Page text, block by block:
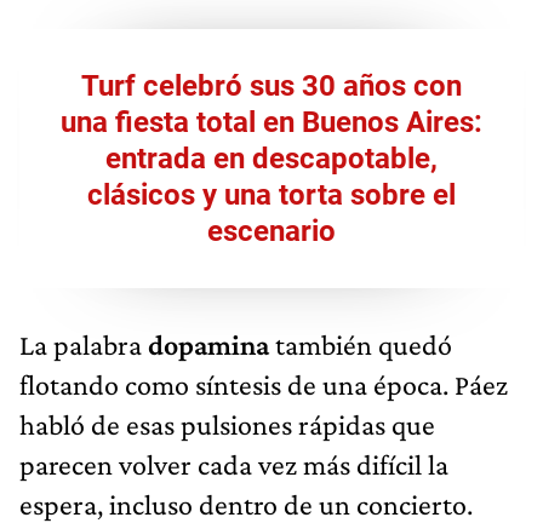
Turf celebró sus 30 años con
una fiesta total en Buenos Aires:
entrada en descapotable,
clásicos y una torta sobre el
escenario
La palabradopaminatambién quedó
flotando como síntesis de una época. Páez
habló de esas pulsiones rápidas que
parecen volver cada vez más difícil la
espera, incluso dentro de un concierto.